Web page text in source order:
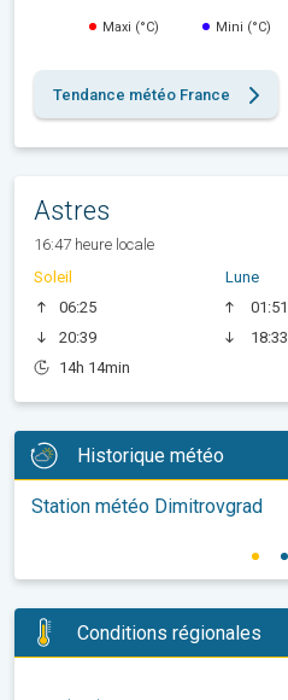
Maxi (°C) Mini (°C)
Tendance météo France
Astres
16:47 heure locale
Soleil
06:25
20:39
14h 14min
Lune
01:51
18:33
Historique météo
Station météo Dimitrovgrad
Conditions régionales